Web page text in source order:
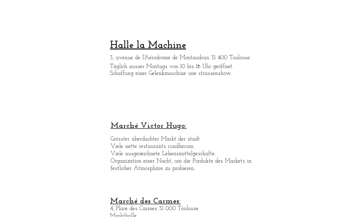
Halle la Machine
3, avenue de l'Aérodrome de Montaudran 31 400 Toulouse.
Täglich ausser Montags von 10 bis 18 Uhr geöffnet.
Schaffung einer Gelenkmaschine une strassenshow.
Marché Victor Hugo:
Grösster überdachter Markt der stadt.
Viele nette restaurants rundherum.
Viele ausgezeichnete Lebensmittelgeschafte.
Organization einer Nacht, um die Pordukte des Markets in
festlicher Atmosphäre zu probieren.
Marché des Carmes:
4, Place des Carmes 31 000 Toulouse.
Markthalle.